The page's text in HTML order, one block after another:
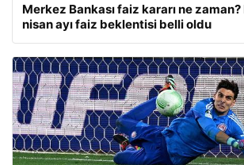
Merkez Bankası faiz kararı ne
nisan ayı faiz beklentisi belli oldu